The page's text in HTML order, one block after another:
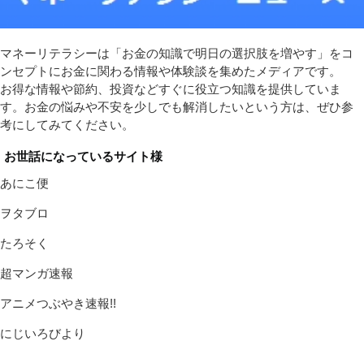
マネーリテラシーは「お金の知識で明日の選択肢を増やす」をコ
ンセプトにお金に関わる情報や体験談を集めたメディアです。
お得な情報や節約、投資などすぐに役立つ知識を提供していま
す。お金の悩みや不安を少しでも解消したいという方は、ぜひ参
考にしてみてください。
お世話になっているサイト様
あにこ便
ヲタブロ
たろそく
超マンガ速報
アニメつぶやき速報!!
にじいろびより